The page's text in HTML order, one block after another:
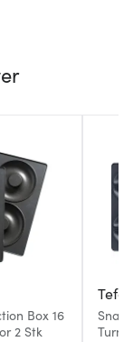
Box 16
2 Stk
Tefal
Turn